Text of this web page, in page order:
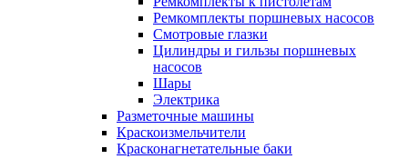
Ремкомплекты поршневых насосов
Смотровые глазки
Цилиндры и гильзы поршневых
насосов
Шары
Электрика
Разметочные машины
Краскоизмельчители
Красконагнетательные баки